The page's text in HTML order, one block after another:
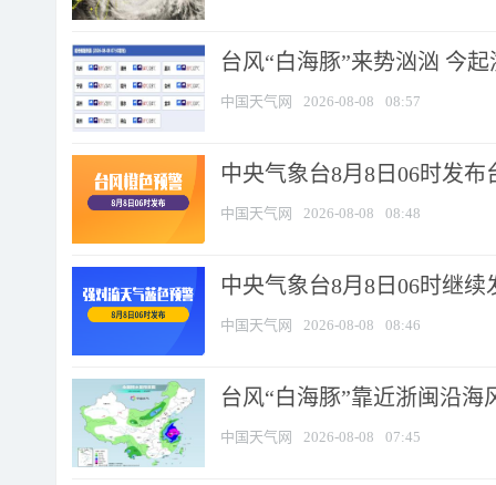
台风“白海豚”来势汹汹 今
中国天气网 2026-08-08 08:57
中央气象台8月8日06时发布
中国天气网 2026-08-08 08:48
中央气象台8月8日06时继
中国天气网 2026-08-08 08:46
台风“白海豚”靠近浙闽沿
中国天气网 2026-08-08 07:45